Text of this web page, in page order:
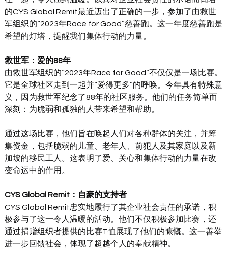
的CYS Global Remit最近迈出了正确的一步，参加了由救世
军组织的“2023年Race for Good”慈善跑。这一年度慈善跑是
希望的灯塔，提醒我们集体行动的力量。
救世军：爱的88年
由救世军组织的“2023年Race for Good”不仅仅是一场比赛。
它是全球社区走到一起并“爱得更多”的呼唤。今年具有特殊意
义，因为救世军纪念了88年的社区服务。他们的任务简单而
深刻：为脆弱和孤独的人带来希望和帮助。
通过这场比赛，他们旨在唤起人们对各种群体的关注，并筹
集资金，包括脆弱的儿童、老年人、前犯人及其家庭以及新
加坡的移民工人。这表明了爱、关心和集体行动的力量在改
变命运中的作用。
CYS Global Remit：自豪的支持者
CYS Global Remit忠实地履行了其企业社会责任的承诺，积
极参与了这一令人温暖的活动。他们不仅积极参加比赛，还
通过捐赠组织者提供的比赛T恤展现了他们的慷慨。这一善举
进一步回馈社会，体现了超越个人的奉献精神。